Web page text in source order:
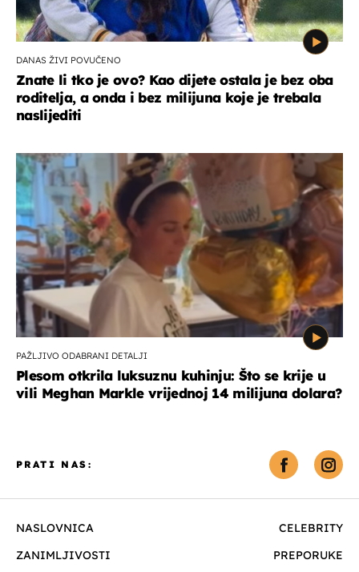
DANAS ŽIVI POVUČENO
Znate li tko je ovo? Kao dijete ostala je bez oba
roditelja, a onda i bez milijuna koje je trebala
naslijediti
PAŽLJIVO ODABRANI DETALJI
Plesom otkrila luksuznu kuhinju: Što se krije u
vili Meghan Markle vrijednoj 14 milijuna dolara?
NASLOVNICA
CELEBRITY
ZANIMLJIVOSTI
PREPORUKE
PRATI NAS: